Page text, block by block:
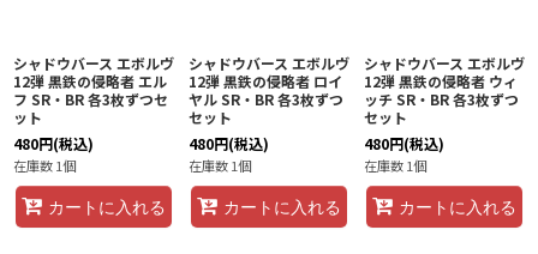
シャドウバース エボルヴ
12弾 黒鉄の侵略者 エル
フ SR・BR 各3枚ずつセ
ット
480円(税込)
在庫数 1個
カートに入れる
シャドウバース エボルヴ
12弾 黒鉄の侵略者 ロイ
ヤル SR・BR 各3枚ずつ
セット
480円(税込)
在庫数 1個
カートに入れる
シャドウバース エボルヴ
12弾 黒鉄の侵略者 ウィ
ッチ SR・BR 各3枚ずつ
セット
480円(税込)
在庫数 1個
カートに入れる